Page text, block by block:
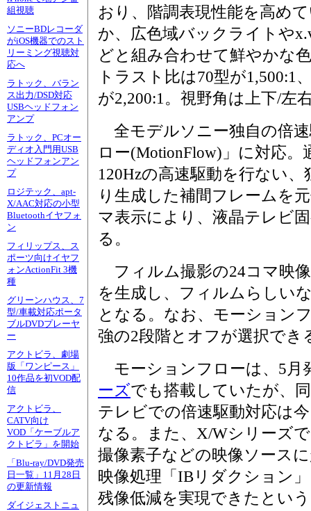
組視聴
ソニーBDレコーダ
がiOS機器でのスト
リーミング視聴対
応へ
ラトック、バラン
ス出力/DSD対応
USBヘッドフォン
アンプ
ラトック、PCオー
ディオ入門用USB
ヘッドフォンアン
プ
ロジテック、apt-
X/AAC対応の小型
Bluetoothイヤフォ
ン
フィリップス、ス
ポーツ向けイヤフ
ォンActionFit 3機
種
グリーンハウス、7
型/車載対応ポータ
ブルDVDプレーヤ
ー
アクトビラ、劇場
版「ワンピース」
10作品を初VOD配
信
アクトビラ、
CATV向け
VOD「ケーブルア
クトビラ」を開始
「Blu-ray/DVD発売
日一覧」11月28日
の更新情報
ダイジェストニュ
おり、階調表現性能を高め
か、広色域バックライトや
どと組み合わせて鮮やかな
トラスト比は70型が1,500:1
が2,200:1。視野角は上下/左
全モデルソニー独自の倍
ロー(MotionFlow)」に対応
120Hzの高速駆動を行ない
り生成した補間フレームを
マ表示により、液晶テレビ
る。
フィルム撮影の24コマ映
を生成し、フィルムらしい
となる。なお、モーション
強の2段階とオフが選択でき
モーションフローは、5月
ーズでも搭載していたが、
テレビでの倍速駆動対応は
なる。また、X/Wシリーズ
撮像素子などの映像ソース
映像処理「IBリダクション
残像低減を実現できたとい